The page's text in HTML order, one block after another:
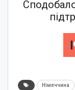
Німеччина